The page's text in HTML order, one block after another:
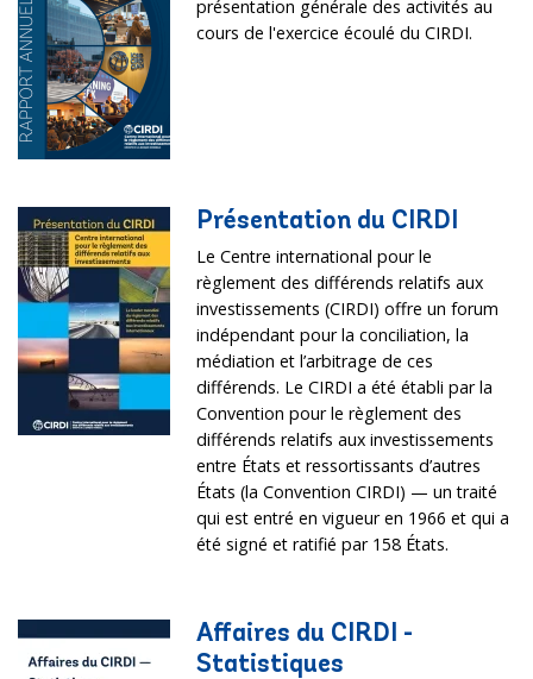
présentation générale des activités au
cours de l'exercice écoulé du CIRDI.
Présentation du CIRDI
Le Centre international pour le
règlement des différends relatifs aux
investissements (CIRDI) offre un forum
indépendant pour la conciliation, la
médiation et l’arbitrage de ces
différends. Le CIRDI a été établi par la
Convention pour le règlement des
différends relatifs aux investissements
entre États et ressortissants d’autres
États (la Convention CIRDI) — un traité
qui est entré en vigueur en 1966 et qui a
été signé et ratifié par 158 États.
Affaires du CIRDI -
Statistiques